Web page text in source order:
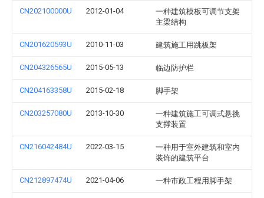
CN202100000U 2012-01-04
一种建筑模板可调节支架
主梁结构
CN201620593U 2010-11-03 建筑施工用跳板架
CN204326565U 2015-05-13 临边防护栏
CN204163358U 2015-02-18 脚手架
CN203257080U 2013-10-30
一种建筑施工可调式悬挑
支撑装置
CN216042484U 2022-03-15
一种用于室外建筑和室内
装饰的建筑平台
CN212897474U 2021-04-06 一种市政工程用脚手架